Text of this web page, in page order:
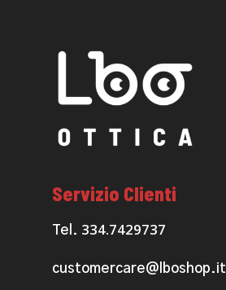
Servizio Clienti
Tel. 334.7429737
customercare@lboshop.it